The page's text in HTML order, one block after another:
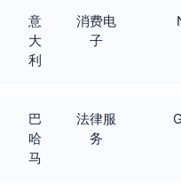
意
大
利
消费电
子
巴
哈
马
法律服
务